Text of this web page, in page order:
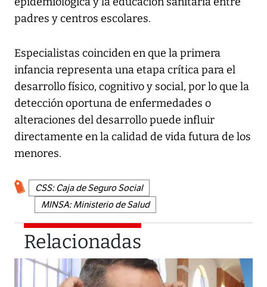
padres y centros escolares.
Especialistas coinciden en que la primera
infancia representa una etapa crítica para el
desarrollo físico, cognitivo y social, por lo que la
detección oportuna de enfermedades o
alteraciones del desarrollo puede influir
directamente en la calidad de vida futura de los
menores.
CSS: Caja de Seguro Social
MINSA: Ministerio de Salud
Relacionadas